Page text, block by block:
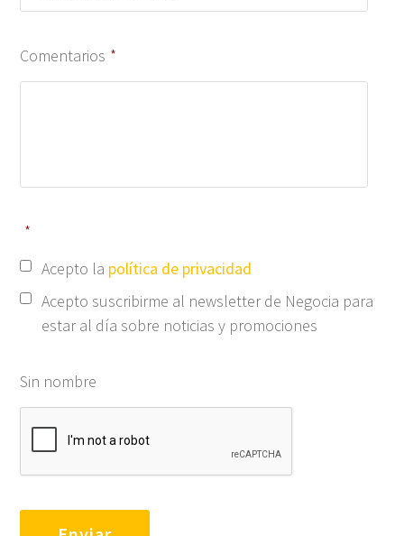
Comentarios *
*
Acepto la política de privacidad
Acepto suscribirme al newsletter de Negocia para
estar al día sobre noticias y promociones
Sin nombre